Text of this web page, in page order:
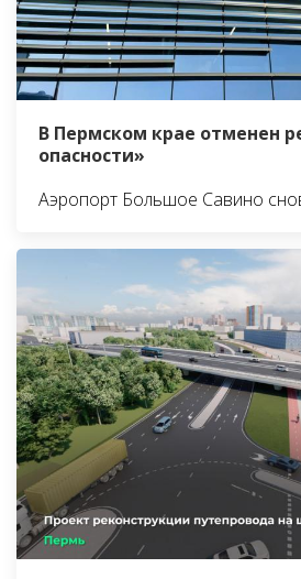
В Пермском крае отменен
опасности»
Аэропорт Большое Савино